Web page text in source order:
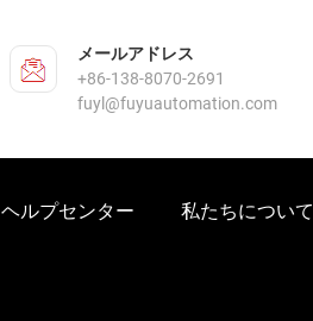
メールアドレス
+86-138-8070-2691
fuyl@fuyuautomation.com
ヘルプセンター 私たちについて